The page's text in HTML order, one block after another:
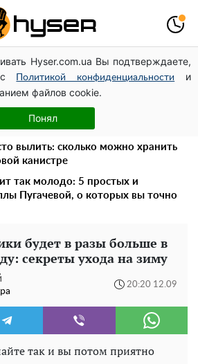
Hyser.com.ua Вы подтверждаете,
с
Политикой конфиденциальности
и
файлов cookie.
Понял
будете открывать банку за
дольками с луком и
действий может оформить
услуг: инструкция
вылить: сколько можно хранить
канистре
так молодо: 5 простых и
Пугачевой, о которых вы точно
будет в разы больше в
секреты ухода на зиму
20:20 12.09
так и вы потом приятно